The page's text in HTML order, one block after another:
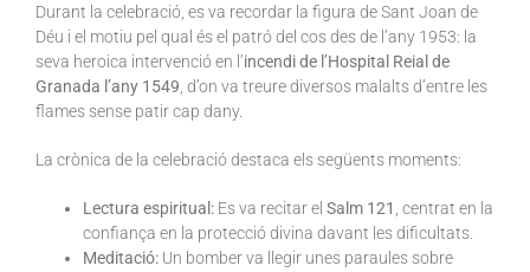
Durant la celebració, es va recordar la figura de Sant Joan de
Déu i el motiu pel qual és el patró del cos des de l’any 1953: la
seva heroica intervenció en l’incendi de l’Hospital Reial de
Granada l’any 1549 , d’on va treure diversos malalts d’entre les
flames sense patir cap dany.
La crònica de la celebració destaca els següents moments:
Lectura espiritual: Es va recitar el Salm 121 , centrat en la
confiança en la protecció divina davant les dificultats.
Meditació: Un bomber va llegir unes paraules sobre